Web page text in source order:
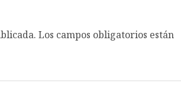
Los campos obligatorios están